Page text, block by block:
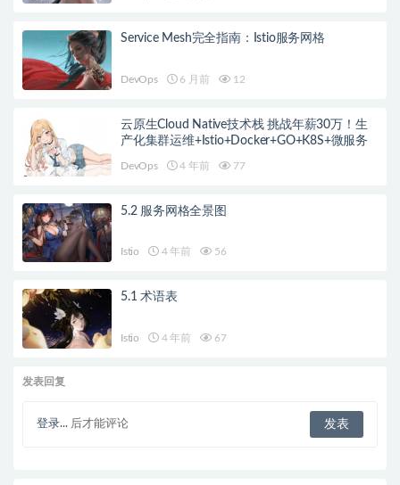
Service Mesh完全指南：Istio服务网格
DevOps 6 月前 12
云原生Cloud Native技术栈 挑战年薪30万！生
产化集群运维+Istio+Docker+GO+K8S+微服务
DevOps 4 年前 77
5.2 服务网格全景图
Istio 4 年前 56
5.1 术语表
Istio 4 年前 67
发表回复
登录... 后才能评论